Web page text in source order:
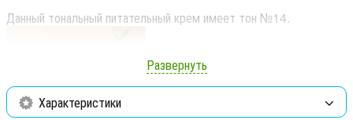
Данный тональный питательный крем имеет тон №14.
Обращаем Ваше внимание, что цвета на мониторе могут
немного отличаться от реального цвета тонального крема.
Что делает препарат?
Развернуть
Характеристики